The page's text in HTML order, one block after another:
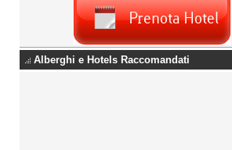
Alberghi e Hotels Raccomandati